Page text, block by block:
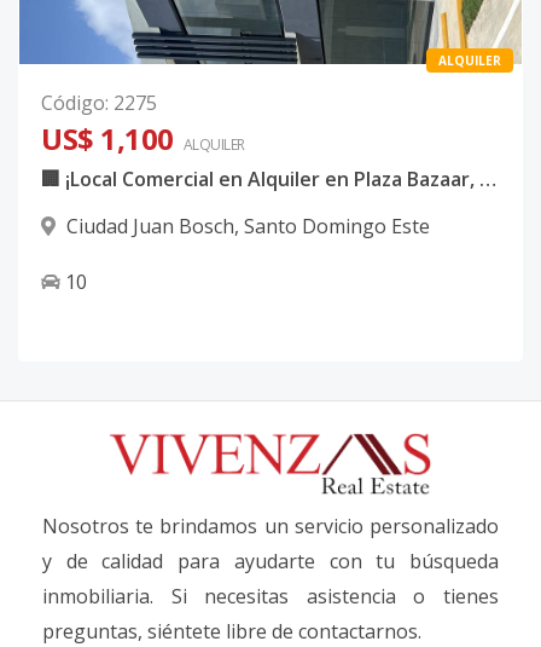
ALQUILER
Código: 2275
US$ 1,100 ALQUILER
🏢 ¡Local Comercial en Alquiler en Plaza Bazaar, Ciudad Juan Bosch!
Ciudad Juan Bosch, Santo Domingo Este
10
Nosotros te brindamos un servicio personalizado
y de calidad para ayudarte con tu búsqueda
inmobiliaria. Si necesitas asistencia o tienes
preguntas, siéntete libre de contactarnos.